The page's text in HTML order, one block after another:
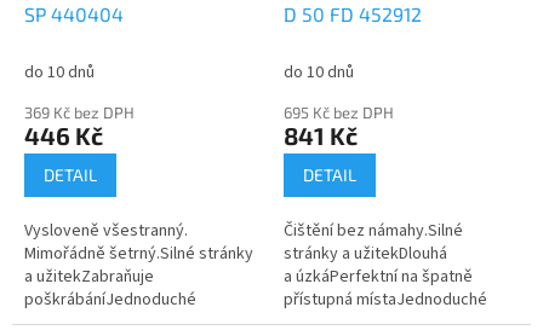
SP 440404
do 10 dnů
369 Kč bez DPH
446 Kč
DETAIL
Vysloveně všestranný.
Mimořádně šetrný.Silné stránky
a užitekZabraňuje
poškrábáníJednoduché
připevněníStěžejní oblasti
D 50 FD 452912
do 10 dnů
695 Kč bez DPH
841 Kč
DETAIL
Čištění bez námahy.Silné
stránky a užitekDlouhá
a úzkáPerfektní na špatně
přístupná místaJednoduché
připevnění na hadicovou